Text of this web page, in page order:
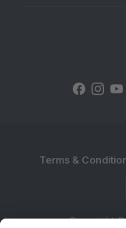
Terms &
Copyright ©